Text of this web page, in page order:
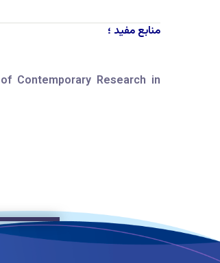
منابع مفید ؛
Contemporary Research in